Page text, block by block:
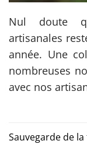
Nul doute
artisanales
année. Une
nombreuses
avec nos
Sauvegarde de